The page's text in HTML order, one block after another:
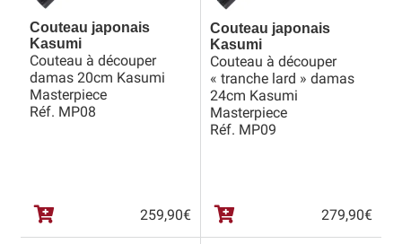
Couteau japonais
Kasumi
Couteau à découper
damas 20cm Kasumi
Masterpiece
Réf. MP08
259,90€
Couteau japonais
Kasumi
Couteau à découper
« tranche lard » damas
24cm Kasumi
Masterpiece
Réf. MP09
279,90€